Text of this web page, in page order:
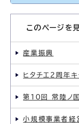
このページを
産業振興
ヒタチエ2周年
第10回 常陸ノ
小規模事業者経